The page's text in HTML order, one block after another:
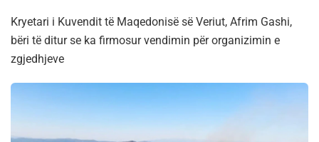
Kryetari i Kuvendit të Maqedonisë së Veriut, Afrim Gashi,
bëri të ditur se ka firmosur vendimin për organizimin e
zgjedhjeve